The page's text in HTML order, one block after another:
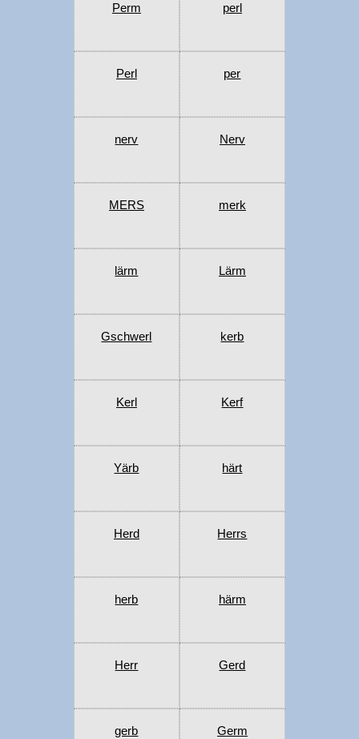
Perm perl
Perl per
nerv Nerv
MERS merk
lärm Lärm
Gschwerl kerb
Kerl Kerf
Yärb härt
Herd Herrs
herb härm
Herr Gerd
gerb Germ